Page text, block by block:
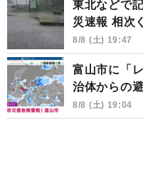
東北などで
災速報 相次
8/8 (土) 19:47
富山市に「
治体からの
8/8 (土) 19:04